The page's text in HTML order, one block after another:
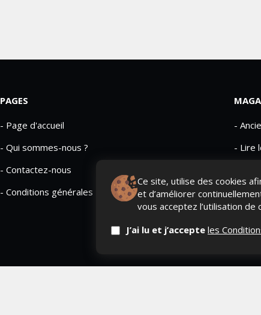
Ce site, utilise des cookies
et d’améliorer
vous acceptez l’utilisation de
J’ai lu et j’accepte les
PAGES
- Page d'accueil
- Qui sommes-nous ?
- Contactez-nous
- Conditions générales
-
- Lire